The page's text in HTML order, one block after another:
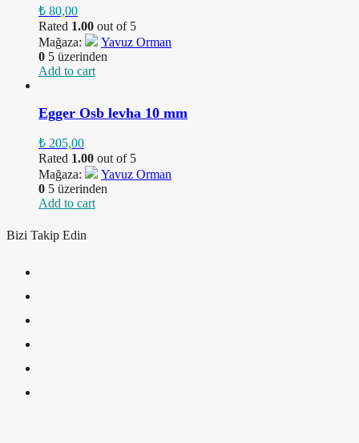
₺ 80,00
Rated 1.00 out of 5
Mağaza:
Yavuz Orman
0 5 üzerinden
Add to cart
Egger Osb levha 10 mm
₺ 205,00
Rated 1.00 out of 5
Mağaza:
Yavuz Orman
0 5 üzerinden
Add to cart
Bizi Takip Edin